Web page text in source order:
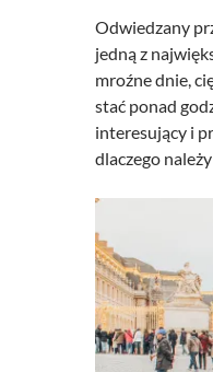
Odwiedzany
jedną z
mroźne dnie,
stać ponad
interesujący i
dlaczego